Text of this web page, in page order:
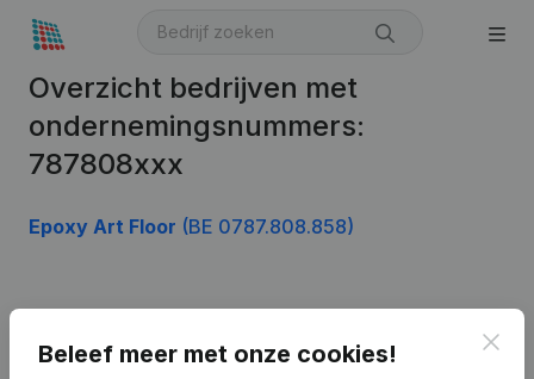
Overzicht bedrijven met
ondernemingsnummers:
787808xxx
Epoxy Art Floor (BE 0787.808.858)
Beleef meer met onze cookies!
Bedrijfsinformatie